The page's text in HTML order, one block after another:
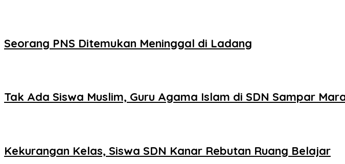
Seorang PNS Ditemukan Meninggal di Ladang
Tak Ada Siswa Muslim, Guru Agama Islam di SDN Sampar
Kekurangan Kelas, Siswa SDN Kanar Rebutan Ruang Belajar